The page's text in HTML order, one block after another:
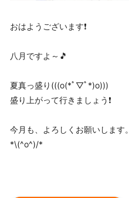
おはようございます❗️
八月ですよ～🎵
夏真っ盛り(((o(*ﾟ▽ﾟ*)o)))
盛り上がって行きましょう❗️
今月も、よろしくお願いします。
*\(^o^)/*